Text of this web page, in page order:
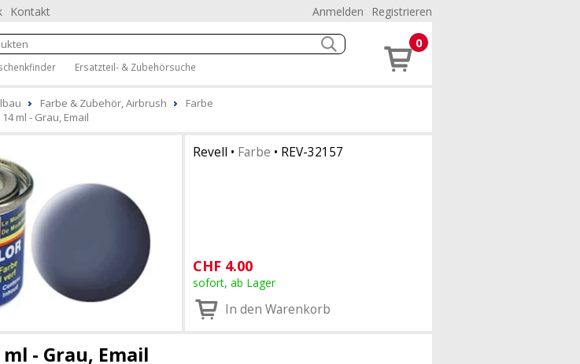
Kontakt Anmelden Registrieren
Ersatzteil- & Zubehörsuche
0
Farbe & Zubehör, Airbrush
Farbe
ml - Grau, Email
Revell • Farbe • REV-32157
CHF 4.00
sofort, ab Lager
In den Warenkorb
- Grau, Email